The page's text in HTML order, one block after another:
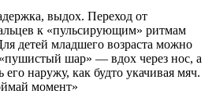
выдох. Переход от
к «пульсирующим» ритмам
детей младшего возраста можно
шар» — вдох через нос, а
его наружу, как будто укачивая мяч.
момент»